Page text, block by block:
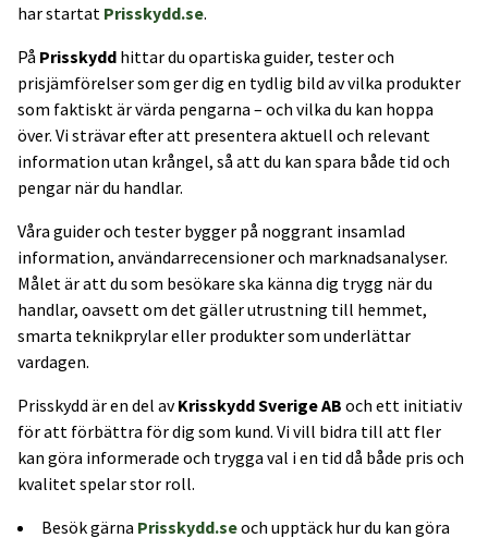
har startat Prisskydd.se.
På Prisskydd hittar du opartiska guider, tester och
prisjämförelser som ger dig en tydlig bild av vilka produkter
som faktiskt är värda pengarna – och vilka du kan hoppa
över. Vi strävar efter att presentera aktuell och relevant
information utan krångel, så att du kan spara både tid och
pengar när du handlar.
Våra guider och tester bygger på noggrant insamlad
information, användarrecensioner och marknadsanalyser.
Målet är att du som besökare ska känna dig trygg när du
handlar, oavsett om det gäller utrustning till hemmet,
smarta teknikprylar eller produkter som underlättar
vardagen.
Prisskydd är en del avKrisskydd Sverige AB och ett initiativ
för att förbättra för dig som kund. Vi vill bidra till att fler
kan göra informerade och trygga val i en tid då både pris och
kvalitet spelar stor roll.
Besök gärna Prisskydd.seoch upptäck hur du kan göra